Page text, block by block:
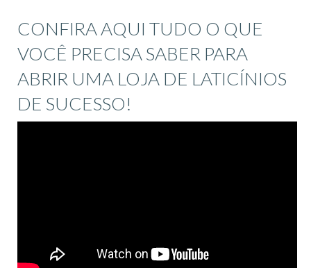
CONFIRA AQUI TUDO O QUE
VOCÊ PRECISA SABER PARA
ABRIR UMA LOJA DE LATICÍNIOS
DE SUCESSO!